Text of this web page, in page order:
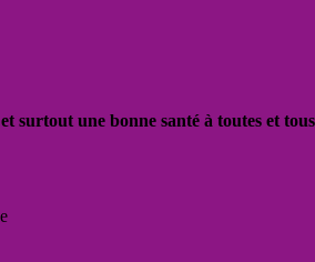
surtout une bonne santé à toutes et